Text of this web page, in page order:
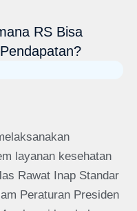
RS Bisa
layanan kesehatan
Rawat Inap Standar
Peraturan Presiden